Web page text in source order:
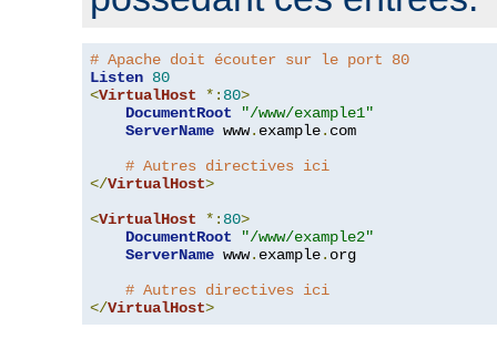
# Apache doit écouter sur le port 80
Listen 80
<VirtualHost *: 80>
DocumentRoot
"/www/example1"
ServerName www. example. com
# Autres directives ici
</VirtualHost>
<VirtualHost *: 80>
DocumentRoot
"/www/example2"
ServerName www. example. org
# Autres directives ici
</VirtualHost>